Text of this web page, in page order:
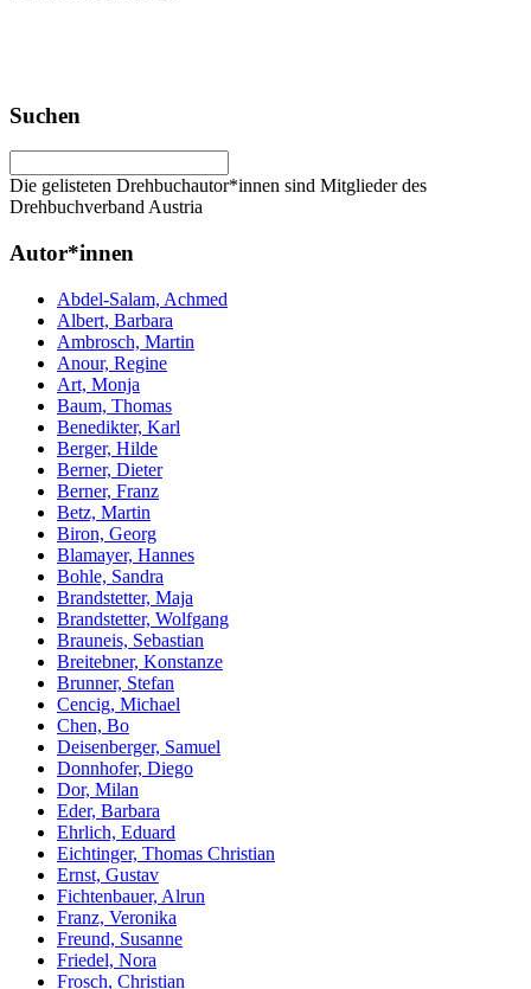
Suchen
Die gelisteten Drehbuchautor*innen sind Mitglieder des
Drehbuchverband Austria
Autor*innen
Abdel-Salam, Achmed
Albert, Barbara
Ambrosch, Martin
Anour, Regine
Art, Monja
Baum, Thomas
Benedikter, Karl
Berger, Hilde
Berner, Dieter
Berner, Franz
Betz, Martin
Biron, Georg
Blamayer, Hannes
Bohle, Sandra
Brandstetter, Maja
Brandstetter, Wolfgang
Brauneis, Sebastian
Breitebner, Konstanze
Brunner, Stefan
Cencig, Michael
Chen, Bo
Deisenberger, Samuel
Donnhofer, Diego
Dor, Milan
Eder, Barbara
Ehrlich, Eduard
Eichtinger, Thomas Christian
Ernst, Gustav
Fichtenbauer, Alrun
Franz, Veronika
Freund, Susanne
Friedel, Nora
Frosch, Christian